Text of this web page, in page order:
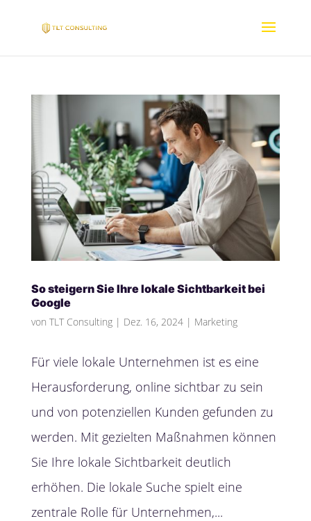
So steigern Sie Ihre lokale Sichtbarkeit bei
Google
von TLT Consulting| Dez. 16, 2024| Marketing
Für viele lokale Unternehmen ist es eine
Herausforderung, online sichtbar zu sein
und von potenziellen Kunden gefunden zu
werden. Mit gezielten Maßnahmen können
Sie Ihre lokale Sichtbarkeit deutlich
erhöhen. Die lokale Suche spielt eine
zentrale Rolle für Unternehmen,...